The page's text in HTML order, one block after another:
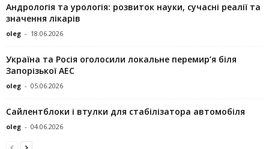
Андрологія та урологія: розвиток науки, сучасні реалії та
значення лікарів
oleg - 18.06.2026
Україна та Росія оголосили локальне перемир’я біля
Запорізької АЕС
oleg - 05.06.2026
Сайлентблоки і втулки для стабілізатора автомобіля
oleg - 04.06.2026